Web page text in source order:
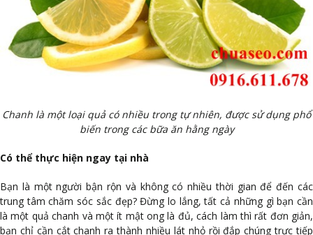
Chanh là một loại quả có nhiều trong tự nhiên, được sử dụng phổ
biến trong các bữa ăn hằng ngày
Có thể thực hiện ngay tại nhà
Bạn là một người bận rộn và không có nhiều thời gian để đến các
trung tâm chăm sóc sắc đẹp? Đừng lo lắng, tất cả những gì bạn cần
là một quả chanh và một ít mật ong là đủ, cách làm thì rất đơn giản,
bạn chỉ cần cắt chanh ra thành nhiều lát nhỏ rồi đắp chúng trực tiếp